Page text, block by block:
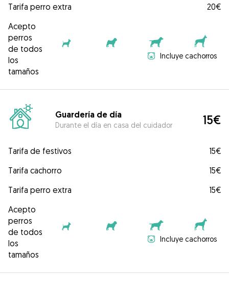
Tarifa perro extra
20€
Acepto
perros
de todos
los
tamaños
Incluye cachorros
Guardería de día
Durante el día en casa del cuidador 15€
Tarifa de festivos
15€
Tarifa cachorro
15€
Tarifa perro extra
15€
Acepto
perros
de todos
los
tamaños
Incluye cachorros